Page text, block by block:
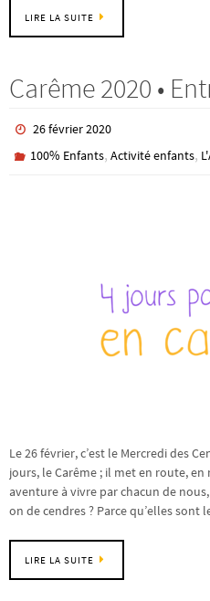
LIRE LA SUITE
Carême 2020 •
26 février 2020
100% Enfants,Activité enfants,
Le 26 février, c’est le Mercredi des
jours, le Carême ; il met en route,
aventure à vivre par chacun de
on de cendres ? Parce qu’elles
LIRE LA SUITE